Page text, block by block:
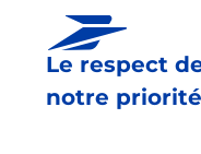
Le respect
notre priorité
Boîte aux
Prochaine
08h30
Le lien s'ouvre dans un